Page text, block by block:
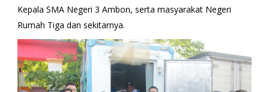
Kepala SMA Negeri 3 Ambon, serta masyarakat Negeri
Rumah Tiga dan sekitarnya.